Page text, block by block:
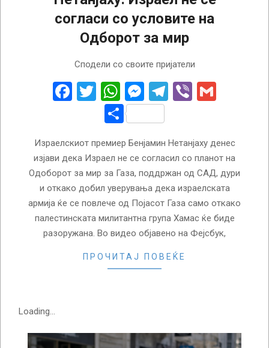
согласи со условите на
Одборот за мир
Сподели со своите пријатели
Facebook
TwitterWhatsApp
Messenger
Telegram
Viber
Share
Израелскиот премиер Бенјамин Нетанјаху денес
изјави дека Израел не се согласил со планот на
Одоборот за мир за Газа, поддржан од САД, дури
и откако добил уверувања дека израелската
армија ќе се повлече од Појасот Газа само откако
палестинската милитантна група Хамас ќе биде
разоружана. Во видео објавено на Фејсбук,
ПРОЧИТАЈ ПОВЕЌЕ
Loading...